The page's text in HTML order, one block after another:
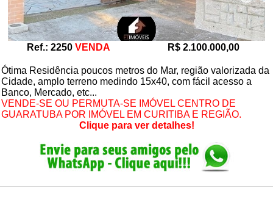
Ref.: 2250 VENDA R$ 2.100.000,00
Ótima Residência poucos metros do Mar, região valorizada da
Cidade, amplo terreno medindo 15x40, com fácil acesso a
Banco, Mercado, etc...
VENDE-SE OU PERMUTA-SE IMÓVEL CENTRO DE
GUARATUBA POR IMÓVEL EM CURITIBA E REGIÃO.
Clique para ver detalhes!